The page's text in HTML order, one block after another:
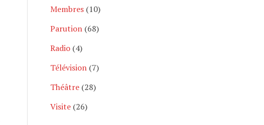
Membres(10)
Parution(68)
Radio(4)
Télévision(7)
Théâtre(28)
Visite(26)